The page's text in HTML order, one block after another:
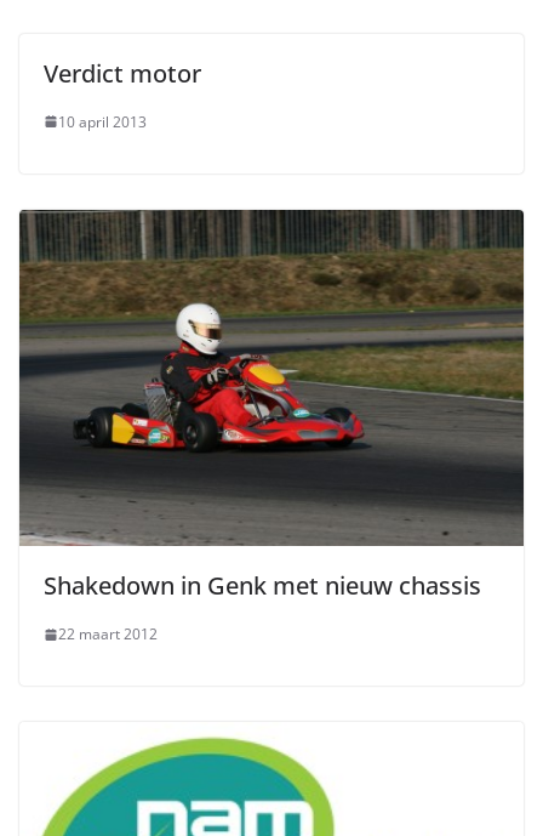
Verdict motor
10 april 2013
Shakedown in Genk met nieuw chassis
22 maart 2012